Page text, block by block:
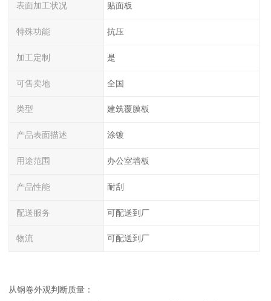
表面加工状况 贴面板
特殊功能 抗压
加工定制 是
可售卖地 全国
类型 建筑覆膜板
产品表面描述 涂镀
用途范围 办公室墙板
产品性能 耐刮
配送服务 可配送到厂
物流 可配送到厂
从钢卷外观判断质量：